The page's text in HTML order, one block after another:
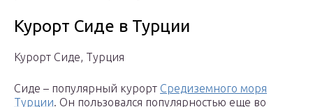
Курорт Сиде в Турции
Курорт Сиде, Турция
Сиде – популярный курорт Средиземного моря
Турции. Он пользовался популярностью еще во